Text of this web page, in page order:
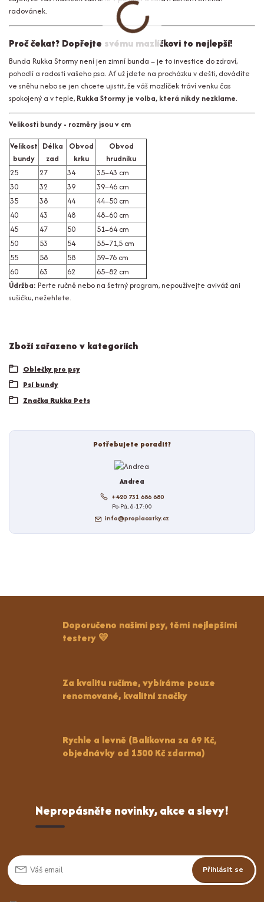
radovánek.
Proč čekat? Dopřejte svému mazlíčkovi to nejlepší!
Bunda Rukka Stormy není jen zimní bunda – je to investice do zdraví,
pohodlí a radosti vašeho psa. Ať už jdete na procházku v dešti, dovádíte
ve sněhu nebo se jen chcete ujistit, že váš mazlíček tráví venku čas
spokojený a v teple, Rukka Stormy je volba, která nikdy nezklame.
Velikosti bundy - rozměry jsou v cm
Velikost
bundy
Délka
zad
Obvod
krku
Obvod
hrudníku
25
27 34
35–43 cm
30
32 39
39–46 cm
35
38 44
44–50 cm
40
43 48
48–60 cm
45
47 50
51–64 cm
50
53 54
55–71,5 cm
55
58 58
59–76 cm
60
63 62
65–82 cm
Údržba: Perte ručně nebo na šetrný program, nepoužívejte aviváž ani
sušičku, nežehlete.
Zboží zařazeno v kategoriích
Oblečky pro psy
Psí bundy
Značka Rukka Pets
Potřebujete poradit?
Andrea
+420 731 686 680
Po-Pá, 8-17:00
info@proplacatky.cz
Doporučeno našimi psy, těmi nejlepšími
testery 💛
Za kvalitu ručíme, vybíráme pouze
renomované, kvalitní značky
Rychle a levně (Balíkovna za 69 Kč,
objednávky od 1500 Kč zdarma)
Nepropásněte novinky, akce a slevy!
Přihlásit se